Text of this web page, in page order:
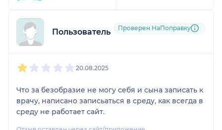
Пользователь НаПоправку
Проверен НаПоправку
20.08.2025
Что за безобразие не могу себя и сына записать к
врачу, написано записьаться в среду, как всегда в
среду не работает сайт.